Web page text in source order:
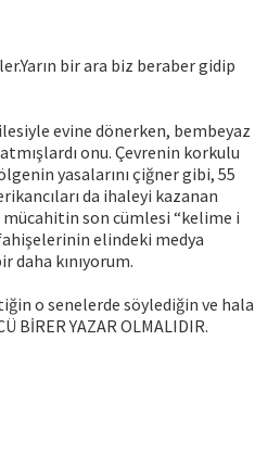
bir ara biz beraber gidip
evine dönerken, bembeyaz
onu. Çevrenin korkulu
yasalarını çiğner gibi, 55
da ihaleyi kazanan
son cümlesi “kelime i
elindeki medya
daha kınıyorum.
o senelerde söylediğin ve hala
BİRER YAZAR OLMALIDIR.